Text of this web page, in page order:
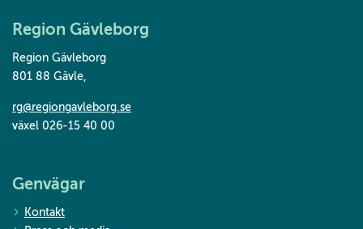
Region Gävleborg
Region Gävleborg
801 88 Gävle,
rg@regiongavleborg.se
växel 026-15 40 00
Genvägar
Kontakt